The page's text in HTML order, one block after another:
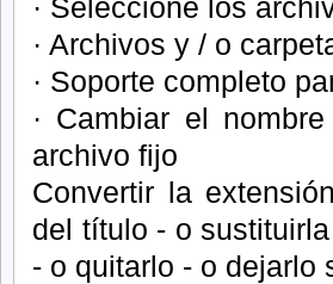
· Seleccione los
· Archivos y / o
· Soporte completo
· Cambiar el
archivo fijo
Convertir la
del título - o
- o quitarlo - o dejarlo